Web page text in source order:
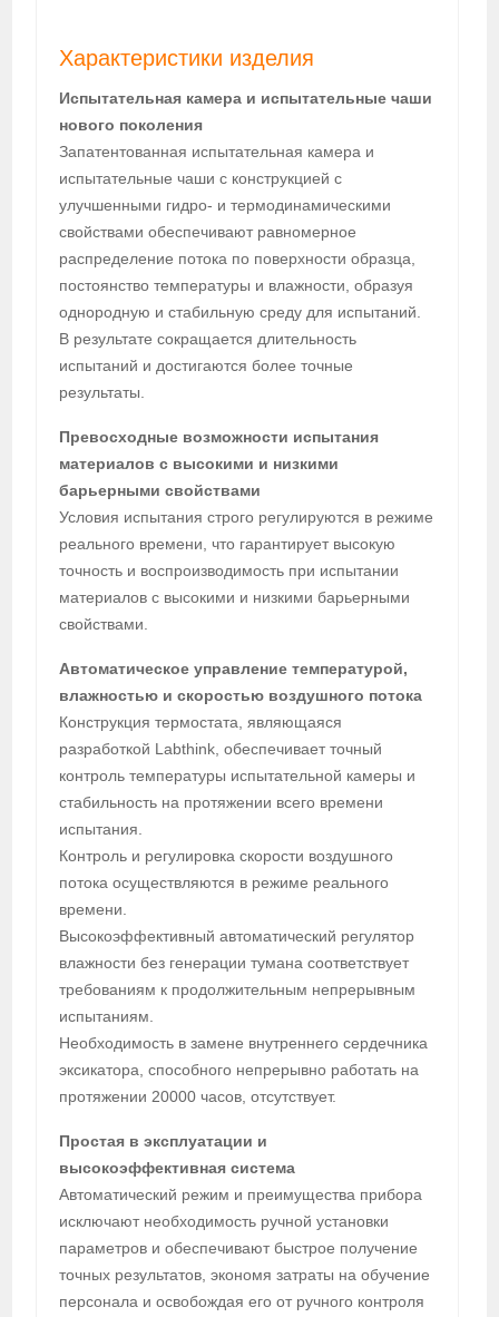
Характеристики изделия
Испытательная камера и испытательные чаши
нового поколения
Запатентованная испытательная камера и
испытательные чаши с конструкцией с
улучшенными гидро- и термодинамическими
свойствами обеспечивают равномерное
распределение потока по поверхности образца,
постоянство температуры и влажности, образуя
однородную и стабильную среду для испытаний.
В результате сокращается длительность
испытаний и достигаются более точные
результаты.
Превосходные возможности испытания
материалов с высокими и низкими
барьерными свойствами
Условия испытания строго регулируются в режиме
реального времени, что гарантирует высокую
точность и воспроизводимость при испытании
материалов с высокими и низкими барьерными
свойствами.
Автоматическое управление температурой,
влажностью и скоростью воздушного потока
Конструкция термостата, являющаяся
разработкой Labthink, обеспечивает точный
контроль температуры испытательной камеры и
стабильность на протяжении всего времени
испытания.
Контроль и регулировка скорости воздушного
потока осуществляются в режиме реального
времени.
Высокоэффективный автоматический регулятор
влажности без генерации тумана соответствует
требованиям к продолжительным непрерывным
испытаниям.
Необходимость в замене внутреннего сердечника
эксикатора, способного непрерывно работать на
протяжении 20000 часов, отсутствует.
Простая в эксплуатации и
высокоэффективная система
Автоматический режим и преимущества прибора
исключают необходимость ручной установки
параметров и обеспечивают быстрое получение
точных результатов, экономя затраты на обучение
персонала и освобождая его от ручного контроля